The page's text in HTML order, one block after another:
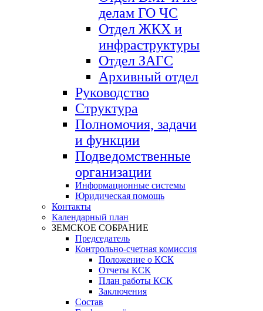
делам ГО ЧС
Отдел ЖКХ и
инфраструктуры
Отдел ЗАГС
Архивный отдел
Руководство
Структура
Полномочия, задачи
и функции
Подведомственные
организации
Информационные системы
Юридическая помощь
Контакты
Календарный план
ЗЕМСКОЕ СОБРАНИЕ
Председатель
Контрольно-счетная комиссия
Положение о КСК
Отчеты КСК
План работы КСК
Заключения
Состав